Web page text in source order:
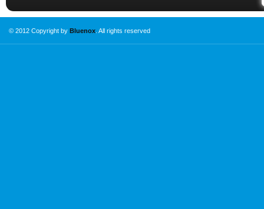
© 2012 Copyright by Bluenox . All rights reserved